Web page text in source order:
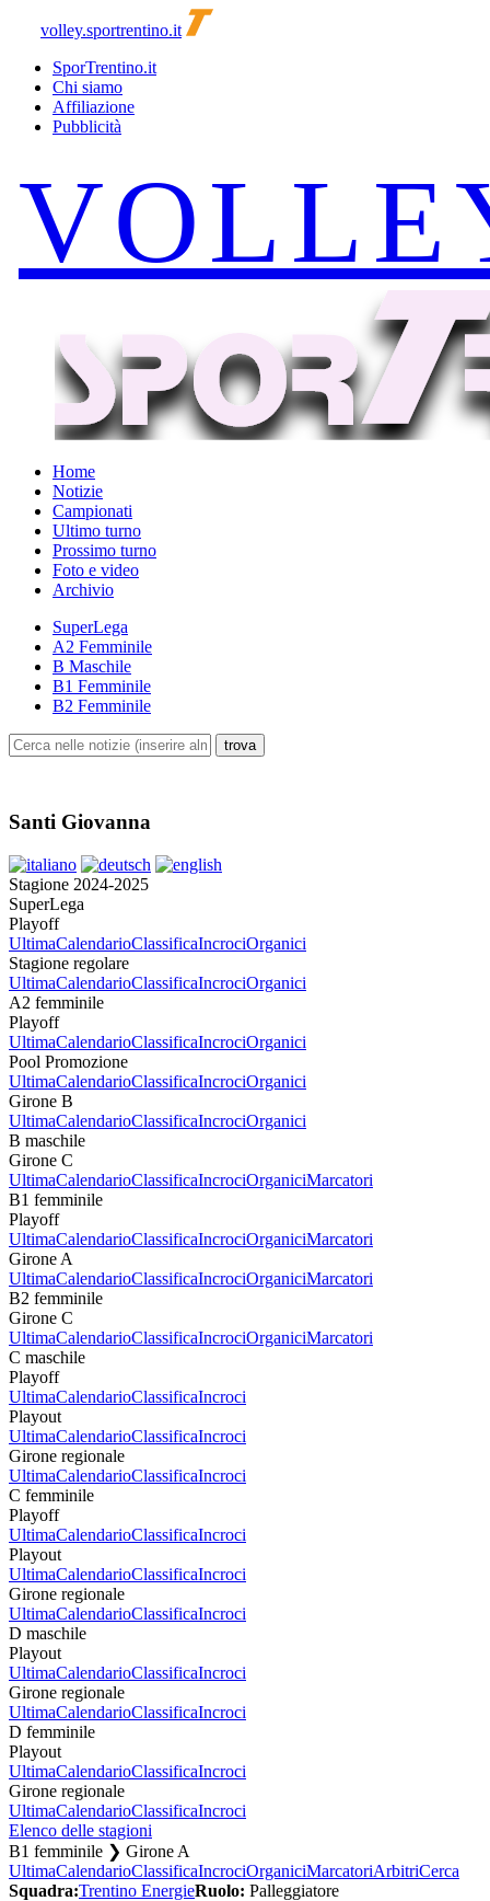
volley.sportrentino.it
SporTrentino.it
Chi siamo
Affiliazione
Pubblicità
Home
Notizie
Campionati
Ultimo turno
Prossimo turno
Foto e video
Archivio
SuperLega
A2 Femminile
B Maschile
B1 Femminile
B2 Femminile
Santi Giovanna
Stagione 2024-2025
SuperLega
Playoff
UltimaCalendarioClassificaIncrociOrganici
Stagione regolare
UltimaCalendarioClassificaIncrociOrganici
A2 femminile
Playoff
UltimaCalendarioClassificaIncrociOrganici
Pool Promozione
UltimaCalendarioClassificaIncrociOrganici
Girone B
UltimaCalendarioClassificaIncrociOrganici
B maschile
Girone C
UltimaCalendarioClassificaIncrociOrganiciMarcatori
B1 femminile
Playoff
UltimaCalendarioClassificaIncrociOrganiciMarcatori
Girone A
UltimaCalendarioClassificaIncrociOrganiciMarcatori
B2 femminile
Girone C
UltimaCalendarioClassificaIncrociOrganiciMarcatori
C maschile
Playoff
UltimaCalendarioClassificaIncroci
Playout
UltimaCalendarioClassificaIncroci
Girone regionale
UltimaCalendarioClassificaIncroci
C femminile
Playoff
UltimaCalendarioClassificaIncroci
Playout
UltimaCalendarioClassificaIncroci
Girone regionale
UltimaCalendarioClassificaIncroci
D maschile
Playout
UltimaCalendarioClassificaIncroci
Girone regionale
UltimaCalendarioClassificaIncroci
D femminile
Playout
UltimaCalendarioClassificaIncroci
Girone regionale
UltimaCalendarioClassificaIncroci
Elenco delle stagioni
B1 femminile ❯ Girone A
UltimaCalendarioClassificaIncrociOrganiciMarcatoriArbitriCerca
Squadra:Trentino EnergieRuolo: Palleggiatore